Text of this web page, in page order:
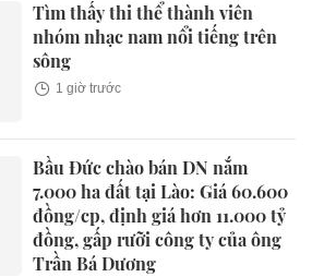
Tìm thấy thi thể thành viên
nhóm nhạc nam nổi tiếng trên
sông
1 giờ trước
Bầu Đức chào bán DN nắm
7.000 ha đất tại Lào: Giá 60.600
đồng/cp, định giá hơn 11.000 tỷ
đồng, gấp rưỡi công ty của ông
Trần Bá Dương